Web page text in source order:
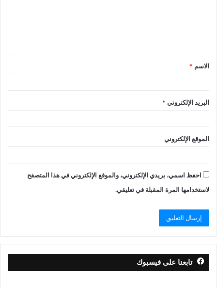
الاسم *
البريد الإلكتروني *
الموقع الإلكتروني
احفظ اسمي، بريدي الإلكتروني، والموقع الإلكتروني في هذا المتصفح
لاستخدامها المرة المقبلة في تعليقي.
تابعنا على فيسبوك